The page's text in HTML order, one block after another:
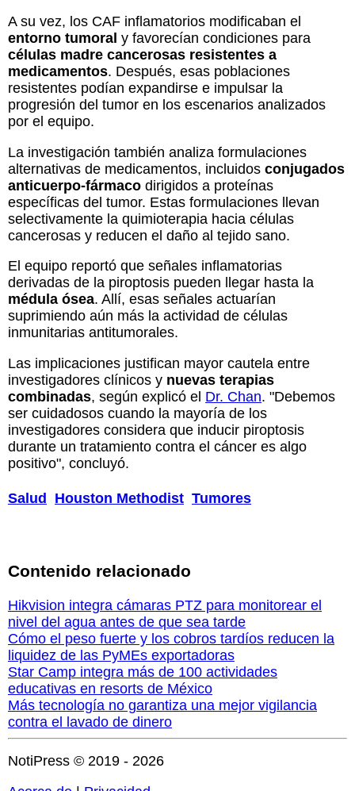
A su vez, los CAF inflamatorios modificaban el
entorno tumoral y favorecían condiciones para
células madre cancerosas resistentes a
medicamentos. Después, esas poblaciones
resistentes podían expandirse e impulsar la
progresión del tumor en los escenarios analizados
por el equipo.
La investigación también analiza formulaciones
alternativas de medicamentos, incluidos conjugados
anticuerpo-fármaco dirigidos a proteínas
específicas del tumor. Estas formulaciones llevan
selectivamente la quimioterapia hacia células
cancerosas y reducen el daño al tejido sano.
El equipo reportó que señales inflamatorias
derivadas de la piroptosis pueden llegar hasta la
médula ósea. Allí, esas señales actuarían
suprimiendo aún más la actividad de células
inmunitarias antitumorales.
Las implicaciones justifican mayor cautela entre
investigadores clínicos y nuevas terapias
combinadas, según explicó el Dr. Chan. "Debemos
ser cuidadosos cuando la mayoría de los
investigadores considera que inducir piroptosis
durante un tratamiento contra el cáncer es algo
positivo", concluyó.
Salud Houston Methodist Tumores
Contenido relacionado
Hikvision integra cámaras PTZ para monitorear el
nivel del agua antes de que sea tarde
Cómo el peso fuerte y los cobros tardíos reducen la
liquidez de las PyMEs exportadoras
Star Camp integra más de 100 actividades
educativas en resorts de México
Más tecnología no garantiza una mejor vigilancia
contra el lavado de dinero
NotiPress © 2019 - 2026